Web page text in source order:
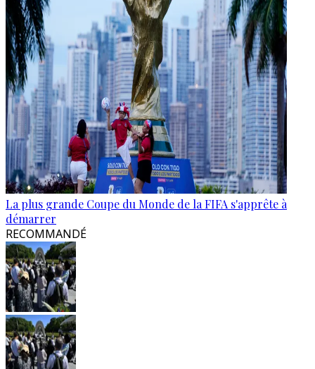
La plus grande Coupe du Monde de la FIFA s'apprête à
démarrer
RECOMMANDÉ